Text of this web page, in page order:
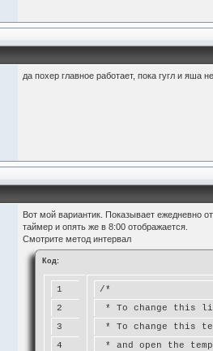
53
54
55
56
63
64
65
67
68
69
70
<b><span
</span>
<script type="text/
</div>
</div>
  </div>
да похер главное работает, пока гугл и яша
Вот мой вариантик. Показывает ежедневно
таймер и опять же в 8:00 отображается.
Смотрите метод интервал
Код:
1
2
3
4
/*
* To change this
* To change this
* and open the